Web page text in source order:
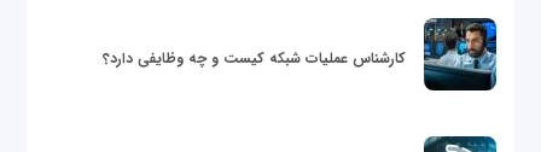
کارشناس عملیات شبکه کیست و چه وظایفی دارد؟